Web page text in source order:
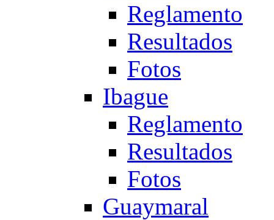
Reglamento
Resultados
Fotos
Ibague
Reglamento
Resultados
Fotos
Guaymaral